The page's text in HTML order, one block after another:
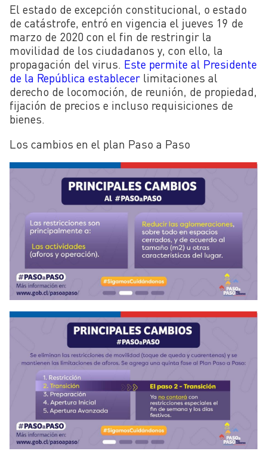
El estado de excepción constitucional, o estado
de catástrofe, entró en vigencia el jueves 19 de
marzo de 2020 con el fin de restringir la
movilidad de los ciudadanos y, con ello, la
propagación del virus. Este permite al Presidente
de la República establecer limitaciones al
derecho de locomoción, de reunión, de propiedad,
fijación de precios e incluso requisiciones de
bienes.
Los cambios en el plan Paso a Paso